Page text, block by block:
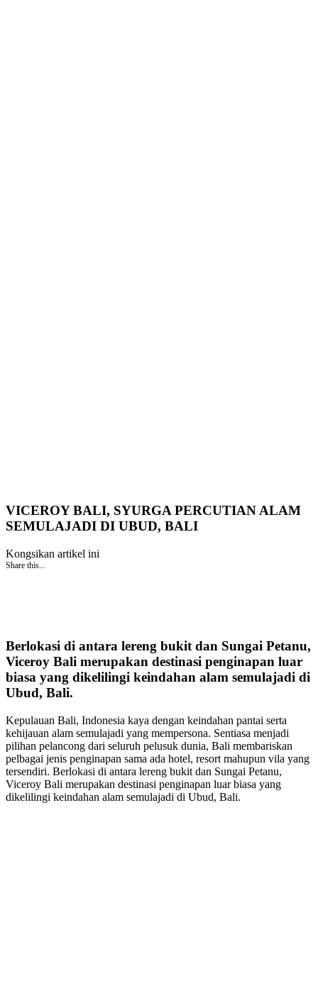
VICEROY BALI, SYURGA PERCUTIAN ALAM
SEMULAJADI DI UBUD, BALI
Kongsikan artikel ini
Share this...
Berlokasi di antara lereng bukit dan Sungai Petanu,
Viceroy Bali merupakan destinasi penginapan luar
biasa yang dikelilingi keindahan alam semulajadi di
Ubud, Bali.
Kepulauan Bali, Indonesia kaya dengan keindahan pantai serta
kehijauan alam semulajadi yang mempersona. Sentiasa menjadi
pilihan pelancong dari seluruh pelusuk dunia, Bali membariskan
pelbagai jenis penginapan sama ada hotel, resort mahupun vila yang
tersendiri. Berlokasi di antara lereng bukit dan Sungai Petanu,
Viceroy Bali merupakan destinasi penginapan luar biasa yang
dikelilingi keindahan alam semulajadi di Ubud, Bali.